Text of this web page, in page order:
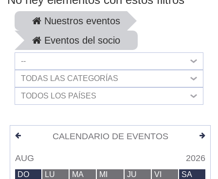
Nuestros eventos
Eventos del socio
--
TODAS LAS CATEGORÍAS
TODOS LOS PAÍSES
CALENDARIO DE EVENTOS
AUG 2026
DO LU MA MI JU VI SA